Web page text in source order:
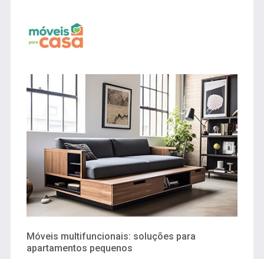
Móveis multifuncionais: soluções para
apartamentos pequenos